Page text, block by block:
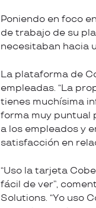
Poniendo en foco
de trabajo de su
necesitaban hacia
La plataforma de
empleadas. “La
tienes muchísima
forma muy puntual
a los empleados y
satisfacción en
“Uso la tarjeta
fácil de ver”,
Solutions. “Yo uso